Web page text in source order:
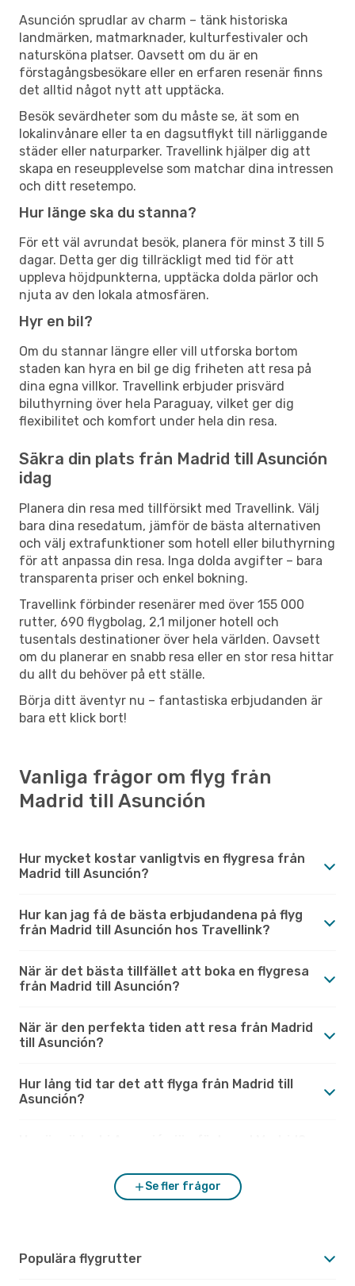
Asunción sprudlar av charm – tänk historiska
landmärken, matmarknader, kulturfestivaler och
natursköna platser. Oavsett om du är en
förstagångsbesökare eller en erfaren resenär finns
det alltid något nytt att upptäcka.
Besök sevärdheter som du måste se, ät som en
lokalinvånare eller ta en dagsutflykt till närliggande
städer eller naturparker. Travellink hjälper dig att
skapa en reseupplevelse som matchar dina intressen
och ditt resetempo.
Hur länge ska du stanna?
För ett väl avrundat besök, planera för minst 3 till 5
dagar. Detta ger dig tillräckligt med tid för att
uppleva höjdpunkterna, upptäcka dolda pärlor och
njuta av den lokala atmosfären.
Hyr en bil?
Om du stannar längre eller vill utforska bortom
staden kan hyra en bil ge dig friheten att resa på
dina egna villkor. Travellink erbjuder prisvärd
biluthyrning över hela Paraguay, vilket ger dig
flexibilitet och komfort under hela din resa.
Säkra din plats från Madrid till Asunción
idag
Planera din resa med tillförsikt med Travellink. Välj
bara dina resedatum, jämför de bästa alternativen
och välj extrafunktioner som hotell eller biluthyrning
för att anpassa din resa. Inga dolda avgifter – bara
transparenta priser och enkel bokning.
Travellink förbinder resenärer med över 155 000
rutter, 690 flygbolag, 2,1 miljoner hotell och
tusentals destinationer över hela världen. Oavsett
om du planerar en snabb resa eller en stor resa hittar
du allt du behöver på ett ställe.
Börja ditt äventyr nu – fantastiska erbjudanden är
bara ett klick bort!
Vanliga frågor om flyg från
Madrid till Asunción
Hur mycket kostar vanligtvis en flygresa från
Madrid till Asunción?
Hur kan jag få de bästa erbjudandena på flyg
från Madrid till Asunción hos Travellink?
När är det bästa tillfället att boka en flygresa
från Madrid till Asunción?
När är den perfekta tiden att resa från Madrid
till Asunción?
Hur lång tid tar det att flyga från Madrid till
Asunción?
Se fler frågor
Populära flygrutter